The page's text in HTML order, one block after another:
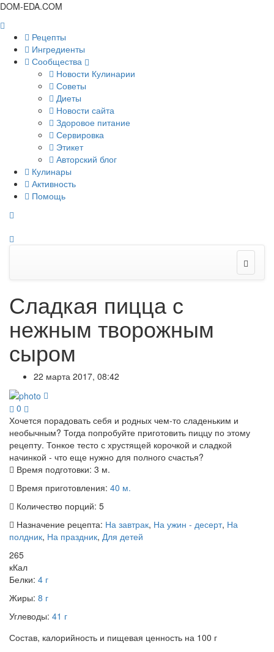
DOM-EDA.COM
Рецепты
Ингредиенты
Сообщества
Новости Кулинарии
Советы
Диеты
Новости сайта
Здоровое питание
Сервировка
Этикет
Авторский блог
Кулинары
Активность
Помощь
Сладкая пицца с
нежным творожным
сыром
22 марта 2017, 08:42
0
Хочется порадовать себя и родных чем-то сладеньким и
необычным? Тогда попробуйте приготовить пиццу по этому
рецепту. Тонкое тесто с хрустящей корочкой и сладкой
начинкой - что еще нужно для полного счастья?
Время подготовки: 3 м.
Время приготовления: 40 м.
Количество порций: 5
Назначение рецепта: На завтрак, На ужин - десерт, На
полдник, На праздник, Для детей
265
кКал
Белки: 4 г
Жиры: 8 г
Углеводы: 41 г
Состав, калорийность и пищевая ценность на 100 г